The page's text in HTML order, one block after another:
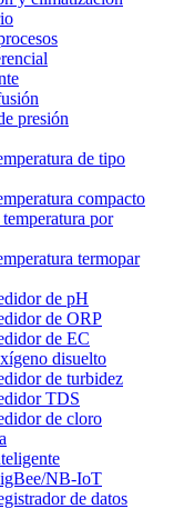
presión
de tipo
compacto
por
termopar
de pH
de ORP
de EC
disuelto
de turbidez
TDS
de cloro
NB-IoT
de datos